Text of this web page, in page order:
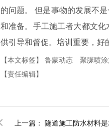
的问题。 但是事物的发展不
和准备。手工施工者大都文
供引导和督促。培训重要，
【本文标签】 鲁蒙动态 聚脲喷
【责任编辑】
上一篇： 隧道施工防水材料